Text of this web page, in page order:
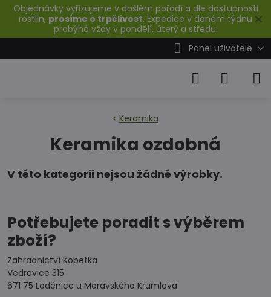
✕
Objednávky vyřizujeme v došlém pořadí a dle dostupnosti
rostlin, prosíme o trpělivost. Expedice v daném týdnu
probýhá vždy v pondělí, úterý a středu.
Panel uživatele
Keramika
Keramika ozdobná
Potřebujete poradit s výběrem
zboží?
Zahradnictví Kopetka
Vedrovice 315
671 75 Loděnice u Moravského Krumlova